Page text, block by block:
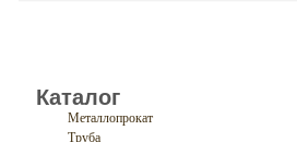
Каталог
Металлопрокат
Труба